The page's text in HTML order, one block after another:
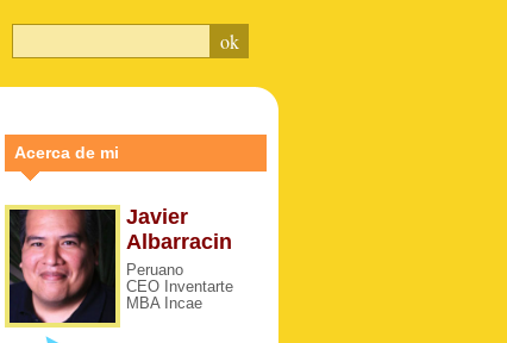
Acerca de mi
Javier
Albarracin
Peruano
CEO Inventarte
MBA Incae